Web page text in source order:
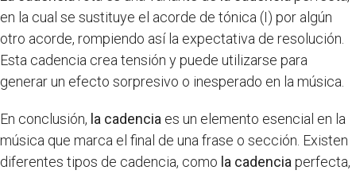
en la cual se sustituye el acorde de tónica (I) por algún
otro acorde, rompiendo así la expectativa de resolución.
Esta cadencia crea tensión y puede utilizarse para
generar un efecto sorpresivo o inesperado en la música.
En conclusión, la cadencia es un elemento esencial en la
música que marca el final de una frase o sección. Existen
diferentes tipos de cadencia, como la cadencia perfecta,